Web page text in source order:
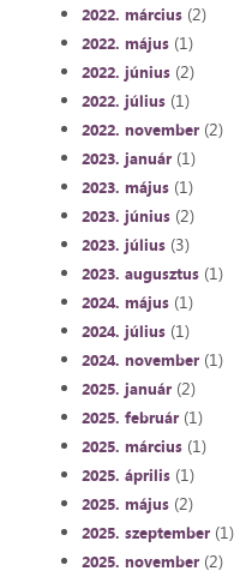
2022. március(2)
2022. május(1)
2022. június(2)
2022. július(1)
2022. november(2)
2023. január(1)
2023. május(1)
2023. június(2)
2023. július(3)
2023. augusztus(1)
2024. május(1)
2024. július(1)
2024. november(1)
2025. január(2)
2025. február(1)
2025. március(1)
2025. április(1)
2025. május(2)
2025. szeptember(1)
2025. november(2)